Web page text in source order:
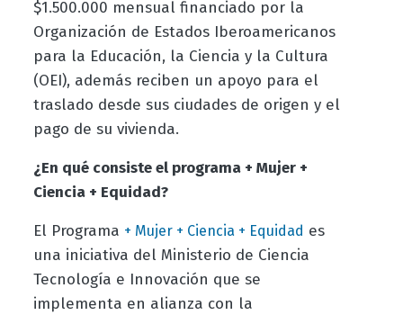
$1.500.000 mensual financiado por la
Organización de Estados Iberoamericanos
para la Educación, la Ciencia y la Cultura
(OEI), además reciben un apoyo para el
traslado desde sus ciudades de origen y el
pago de su vivienda.
¿En qué consiste el programa + Mujer +
Ciencia + Equidad?
El Programa + Mujer + Ciencia + Equidad es
una iniciativa del Ministerio de Ciencia
Tecnología e Innovación que se
implementa en alianza con la